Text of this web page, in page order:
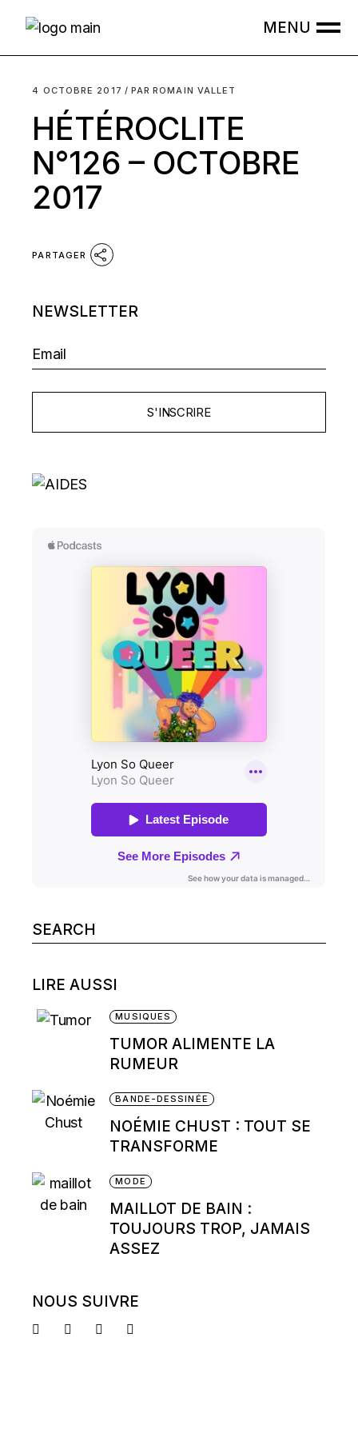
4 OCTOBRE 2017 PAR ROMAIN VALLET
HÉTÉROCLITE
N°126 – OCTOBRE
2017
PARTAGER
NEWSLETTER
S'INSCRIRE
Search
for:
LIRE AUSSI
MUSIQUES
TUMOR ALIMENTE LA
RUMEUR
BANDE-DESSINÉE
NOÉMIE CHUST : TOUT SE
TRANSFORME
MODE
MAILLOT DE BAIN :
TOUJOURS TROP, JAMAIS
ASSEZ
NOUS SUIVRE